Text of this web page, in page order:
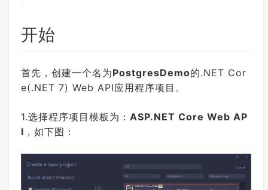
开始
首先，创建一个名为PostgresDemo的.NET Cor
e(.NET 7) Web API应用程序项目。
1.选择程序项目模板为： ASP.NET Core Web AP
I ，如下图：